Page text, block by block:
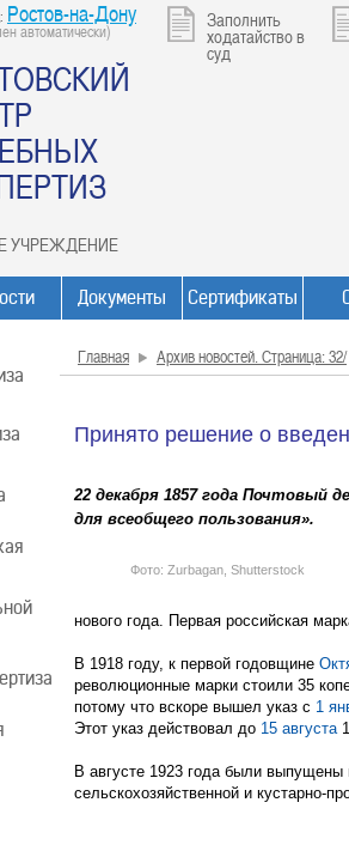
Ростов-на-Дону
автоматически)
УЧРЕЖДЕНИЕ
Заполнить
ходатайство в
суд
Документы Сертификаты
Главная Архив новостей. Страница: 32/
Принято решение о
22 декабря 1857 года Почтовый
для всеобщего пользования».
Фото: Zurbagan, Shutterstock
нового года. Первая российская
В 1918 году, к первой годовщине
революционные марки стоили 35
потому что вскоре вышел указ с 1
Этот указ действовал до 15 августа
В августе 1923 года были
сельскохозяйственной и кустарно-